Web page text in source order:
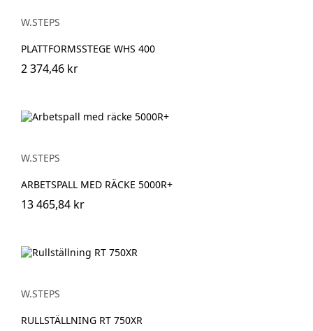
W.STEPS
PLATTFORMSSTEGE WHS 400
2 374,46 kr
W.STEPS
ARBETSPALL MED RÄCKE 5000R+
13 465,84 kr
W.STEPS
RULLSTÄLLNING RT 750XR